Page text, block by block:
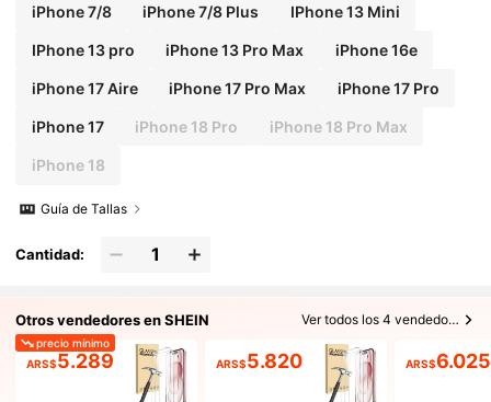
iPhone 7/8 iPhone 7/8 Plus IPhone 13 Mini
IPhone 13 pro iPhone 13 Pro Max iPhone 16e
iPhone 17 Aire iPhone 17 Pro Max iPhone 17 Pro
iPhone 17 iPhone 18 Pro iPhone 18 Pro Max
iPhone 18
Guía de Tallas
Cantidad:
Otros vendedores en SHEIN Ver todos los 4 vendedores
precio mínimo
ARS$5.289 ARS$5.820 ARS$6.025